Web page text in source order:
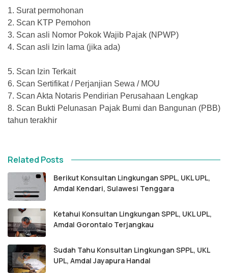
1. Surat permohonan
2. Scan KTP Pemohon
3. Scan asli Nomor Pokok Wajib Pajak (NPWP)
4. Scan asli Izin lama (jika ada)
5. Scan Izin Terkait
6. Scan Sertifikat / Perjanjian Sewa / MOU
7. Scan Akta Notaris Pendirian Perusahaan Lengkap
8. Scan Bukti Pelunasan Pajak Bumi dan Bangunan (PBB)
tahun terakhir
Related Posts
Berikut Konsultan Lingkungan SPPL, UKL UPL,
Amdal Kendari, Sulawesi Tenggara
Ketahui Konsultan Lingkungan SPPL, UKL UPL,
Amdal Gorontalo Terjangkau
Sudah Tahu Konsultan Lingkungan SPPL, UKL
UPL, Amdal Jayapura Handal